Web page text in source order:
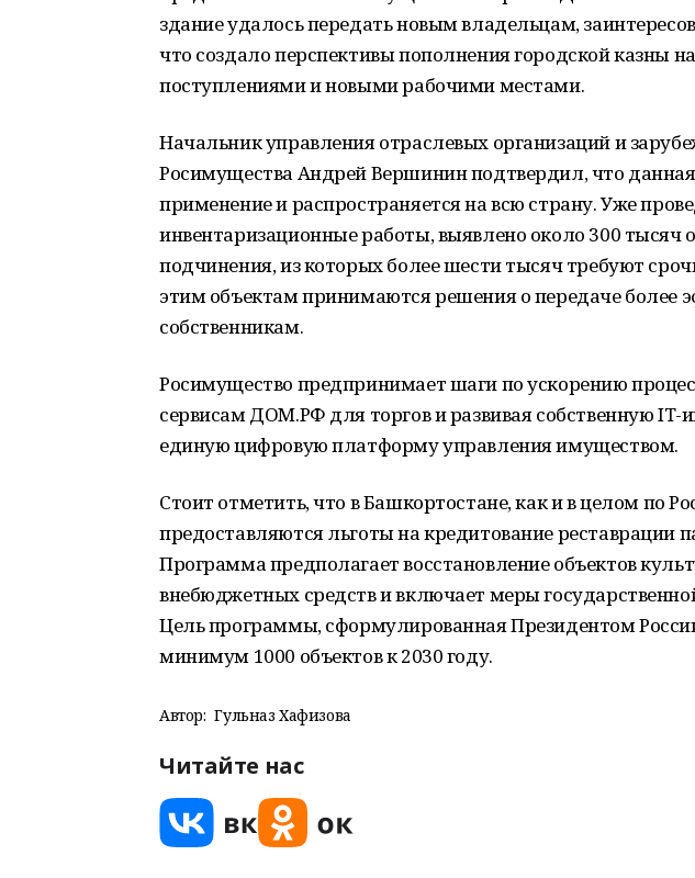
здание удалось передать новым владельцам,
что создало перспективы пополнения городской казны
поступлениями и новыми рабочими местами.
Начальник управления отраслевых организаций и
Росимущества Андрей Вершинин подтвердил, что
применение и распространяется на всю страну. Уже
инвентаризационные работы, выявлено около 300 тысяч
подчинения, из которых более шести тысяч требуют
этим объектам принимаются решения о передаче более
собственникам.
Росимущество предпринимает шаги по ускорению
сервисам ДОМ.РФ для торгов и развивая собственную IT-
единую цифровую платформу управления имуществом.
Стоит отметить, что в Башкортостане, как и в целом по
предоставляются льготы на кредитование реставрации
Программа предполагает восстановление объектов
внебюджетных средств и включает меры
Цель программы, сформулированная Президентом
минимум 1000 объектов к 2030 году.
Автор: Гульназ Хафизова
Читайте нас